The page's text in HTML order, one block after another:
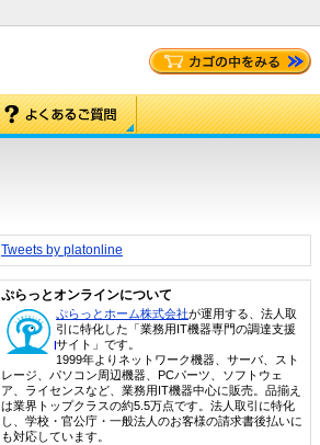
Tweets by platonline
ぷらっとオンラインについて
ぷらっとホーム株式会社が運用する、法人取
引に特化した「業務用IT機器専門の調達支援
サイト」です。
1999年よりネットワーク機器、サーバ、スト
レージ、パソコン周辺機器、PCパーツ、ソフトウェ
ア、ライセンスなど、業務用IT機器中心に販売。品揃え
は業界トップクラスの約5.5万点です。法人取引に特化
し、学校・官公庁・一般法人のお客様の請求書後払いに
も対応しています。